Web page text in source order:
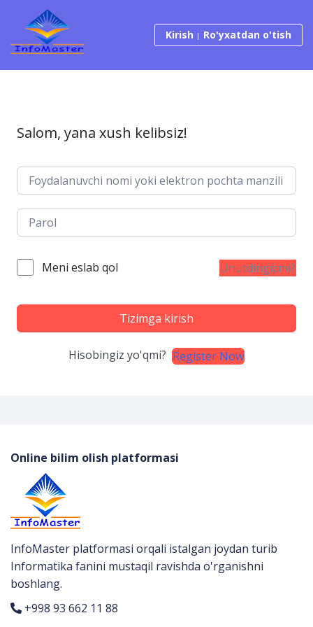
Tarkibga o‘tish
Kirish Ro'yxatdan o'tish
Salom, yana xush kelibsiz!
Meni eslab qol Unutdingizmi?
Tizimga kirish
Hisobingiz yo'qmi? Register Now
Online bilim olish platformasi
InfoMaster platformasi orqali istalgan joydan turib
Informatika fanini mustaqil ravishda o'rganishni
boshlang.
+998 93 662 11 88